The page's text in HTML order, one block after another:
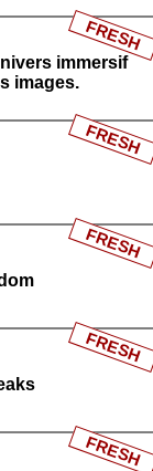
immersif
images.
FRESH
FRESH
FRESH
FRESH
FRESH